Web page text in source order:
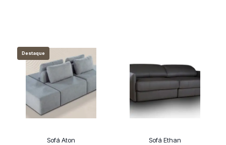
Destaque
Sofá Aton Sofá Ethan